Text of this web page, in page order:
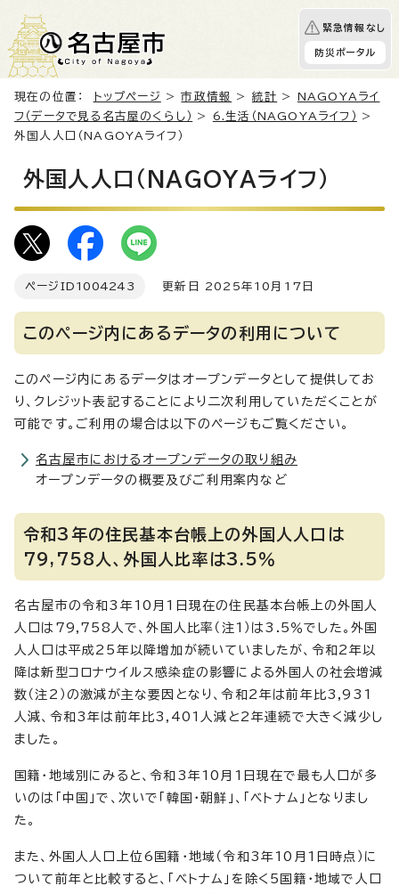
緊急情報なし
防災ポータル
現在の位置： トップページ >市政情報 > 統計 > NAGOYAライ
フ（データで見る名古屋のくらし）
> 6.生活（NAGOYAライフ）
>
外国人人口（NAGOYAライフ）
外国人人口（NAGOYAライフ）
ページID 1004243 更新日 2025年10月17日
このページ内にあるデータの利用について
このページ内にあるデータはオープンデータとして提供してお
り、クレジット表記することにより二次利用していただくことが
可能です。ご利用の場合は以下のページもご覧ください。
名古屋市におけるオープンデータの取り組み
オープンデータの概要及びご利用案内など
令和3年の住民基本台帳上の外国人人口は
79,758人、外国人比率は3.5％
名古屋市の令和3年10月1日現在の住民基本台帳上の外国人
人口は79,758人で、外国人比率（注1）は3.5％でした。外国
人人口は平成25年以降増加が続いていましたが、令和2年以
降は新型コロナウイルス感染症の影響による外国人の社会増減
数（注2）の激減が主な要因となり、令和2年は前年比3,931
人減、令和3年は前年比3,401人減と2年連続で大きく減少し
ました。
国籍・地域別にみると、令和3年10月1日現在で最も人口が多
いのは「中国」で、次いで「韓国・朝鮮」、「ベトナム」となりまし
た。
また、外国人人口上位6国籍・地域（令和3年10月1日時点）に
ついて前年と比較すると、「ベトナム」を除く5国籍・地域で人口